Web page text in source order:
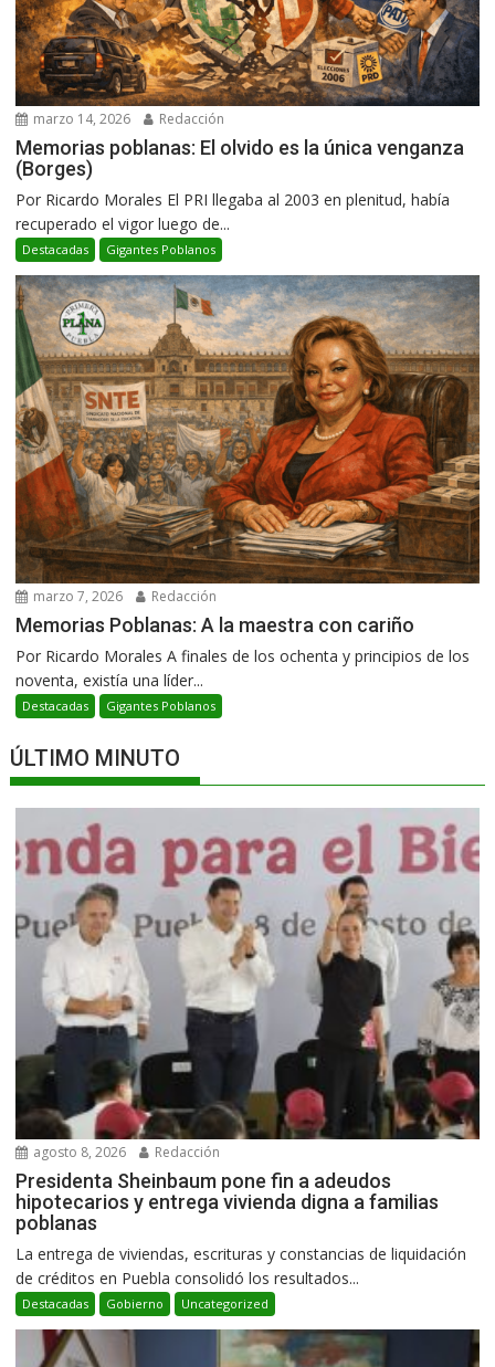
marzo 14, 2026 Redacción
Memorias poblanas: El olvido es la única venganza
(Borges)
Por Ricardo Morales El PRI llegaba al 2003 en plenitud, había
recuperado el vigor luego de...
Destacadas Gigantes Poblanos
marzo 7, 2026 Redacción
Memorias Poblanas: A la maestra con cariño
Por Ricardo Morales A finales de los ochenta y principios de los
noventa, existía una líder...
Destacadas Gigantes Poblanos
ÚLTIMO MINUTO
agosto 8, 2026 Redacción
Presidenta Sheinbaum pone fin a adeudos
hipotecarios y entrega vivienda digna a familias
poblanas
La entrega de viviendas, escrituras y constancias de liquidación
de créditos en Puebla consolidó los resultados...
Destacadas Gobierno Uncategorized